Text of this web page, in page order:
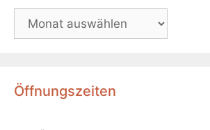
Öffnungszeiten